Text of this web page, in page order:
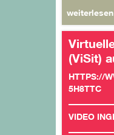
weiterlesen
(ViSit)
HTTPS://
5H8TTC
VIDEO